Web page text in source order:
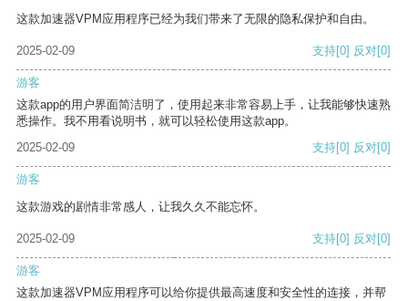
这款加速器VPM应用程序已经为我们带来了无限的隐私保护和自由。
2025-02-09 支持[0] 反对[0]
游客
这款app的用户界面简洁明了，使用起来非常容易上手，让我能够快速熟
悉操作。我不用看说明书，就可以轻松使用这款app。
2025-02-09
支持[0] 反对[0]
游客
这款游戏的剧情非常感人，让我久久不能忘怀。
2025-02-09 支持[0] 反对[0]
游客
这款加速器VPM应用程序可以给你提供最高速度和安全性的连接，并帮